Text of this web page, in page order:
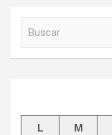
L M